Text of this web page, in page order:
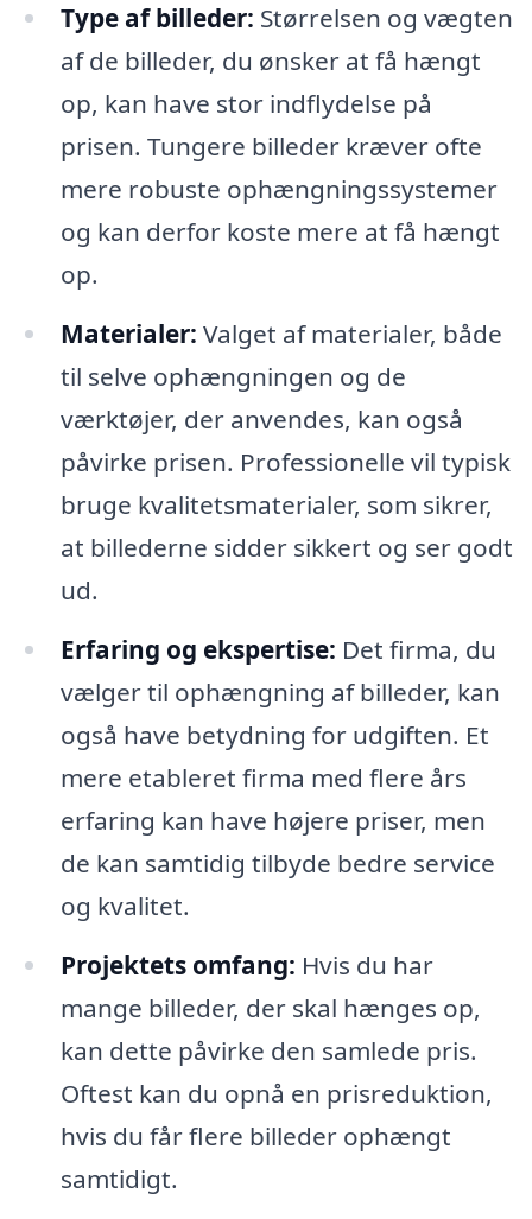
Type af billeder: Størrelsen og vægten
af ​​de billeder, du ønsker at få hængt
op, kan have stor indflydelse på
prisen. Tungere billeder kræver ofte
mere robuste ophængningssystemer
og kan derfor koste mere at få hængt
op.
Materialer: Valget af materialer, både
til selve ophængningen og de
værktøjer, der anvendes, kan også
påvirke prisen. Professionelle vil typisk
bruge kvalitetsmaterialer, som sikrer,
at billederne sidder sikkert og ser godt
ud.
Erfaring og ekspertise: Det firma, du
vælger til ophængning af billeder, kan
også have betydning for udgiften. Et
mere etableret firma med flere års
erfaring kan have højere priser, men
de kan samtidig tilbyde bedre service
og kvalitet.
Projektets omfang: Hvis du har
mange billeder, der skal hænges op,
kan dette påvirke den samlede pris.
Oftest kan du opnå en prisreduktion,
hvis du får flere billeder ophængt
samtidigt.